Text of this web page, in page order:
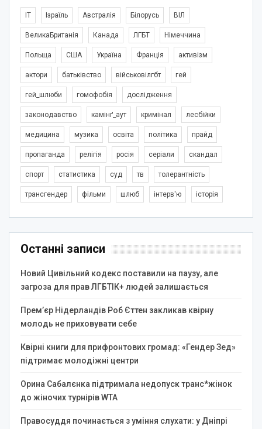
IT Ізраїль Австралія Білорусь ВІЛ
ВеликаБританія Канада ЛГБТ Німеччина
Польща США Україна Франція активізм
актори батьківство військовілгбт гей
гей_шлюби гомофобія дослідження
законодавство камінґ_аут кримінал лесбійки
медицина музика освіта політика прайд
пропаганда релігія росія серіали скандал
спорт статистика суд тв толерантність
трансгендер фільми шлюб інтерв'ю історія
Останні записи
Новий Цивільний кодекс поставили на паузу, але
загроза для прав ЛГБТІК+ людей залишається
Прем’єр Нідерландів Роб Єттен закликав квірну
молодь не приховувати себе
Квірні книги для прифронтових громад: «Гендер Зед»
підтримає молодіжні центри
Орина Сабалєнка підтримала недопуск транс*жінок
до жіночих турнірів WTA
Правосуддя починається з уміння слухати: у Дніпрі